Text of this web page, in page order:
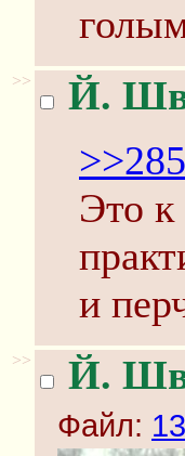
>> Й.
Это к
и
>> Й.
Файл: